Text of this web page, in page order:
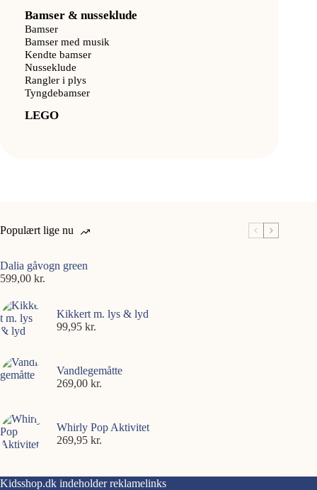
Bamser & nusseklude
Bamser
Bamser med musik
Kendte bamser
Nusseklude
Rangler i plys
Tyngdebamser
LEGO
Populært lige nu
Dalia gåvogn green
599,00 kr.
Kikkert m. lys & lyd
99,95 kr.
Vandlegemåtte
269,00 kr.
Whirly Pop Aktivitet
269,95 kr.
Kidsshop.dk indeholder reklamelinks